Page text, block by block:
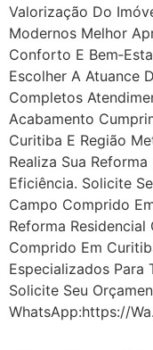
Valorização Do
Modernos Melhor
Conforto E
Escolher A Atuance
Completos
Acabamento
Curitiba E Região
Realiza Sua
Eficiência. Solicite
Campo Comprido
Reforma
Comprido Em
Especializados Para
Solicite Seu
WhatsApp:https://